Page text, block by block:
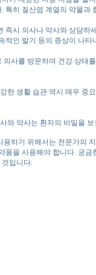
특히 질산염 계열의 약물
즉시 의사나 약사와 상담
적인 발기 등의 증상이 나
사를 방문하여 건강 상
한 생활 습관 역시 매우
와 약사는 환자의 비밀을
하기 위해서는 전문가의
품을 사용해야 합니다. 궁
입니다.